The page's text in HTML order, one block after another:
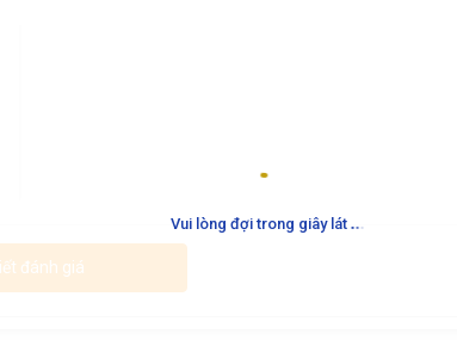
Vui lòng đợi trong giây lát ...
đánh giá